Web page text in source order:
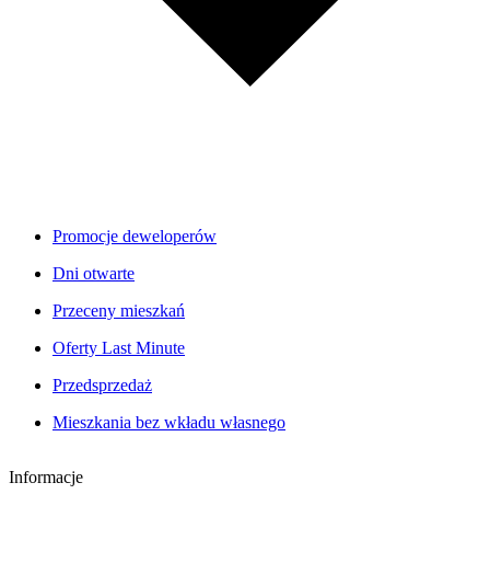
Promocje deweloperów
Dni otwarte
Przeceny mieszkań
Oferty Last Minute
Przedsprzedaż
Mieszkania bez wkładu własnego
Informacje